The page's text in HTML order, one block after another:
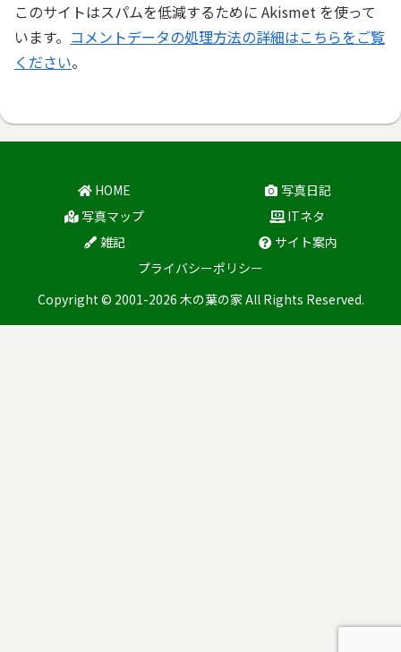
このサイトはスパムを低減するために Akismet を使って
います。 コメントデータの処理方法の詳細はこちらをご覧
ください。
HOME
写真日記
写真マップ
ITネタ
雑記
サイト案内
プライバシーポリシー
Copyright © 2001-2026 木の葉の家 All Rights Reserved.